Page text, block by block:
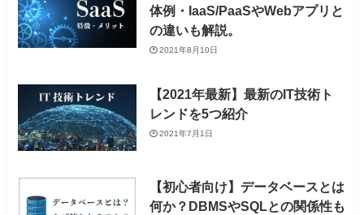
体例・IaaS/PaaSやWebアプリと
の違いも解説。
2021年8月10日
【2021年最新】最新のIT技術ト
レンドを5つ紹介
2021年7月1日
【初心者向け】データベースとは
何か？DBMSやSQLとの関係性も